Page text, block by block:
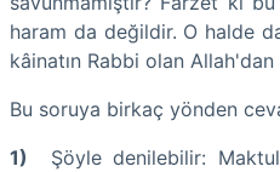
haram da değildir. O halde
kâinatın Rabbi olan
Bu soruya birkaç yönden
1) Şöyle denilebilir: